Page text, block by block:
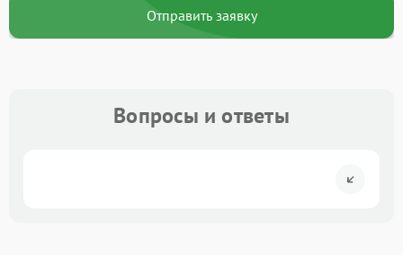
Отправить заявку
Вопросы и ответы